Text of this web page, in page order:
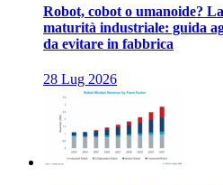
Robot, cobot o umanoide?
maturità industriale: guida
da evitare in fabbrica
28 Lug 2026